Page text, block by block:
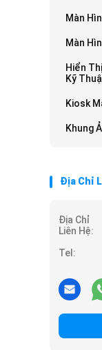
Màn
Màn
Hiển
Kỹ
Kiosk
Khung
Địa Chỉ
Địa Chỉ
Liên Hệ:
Tel: